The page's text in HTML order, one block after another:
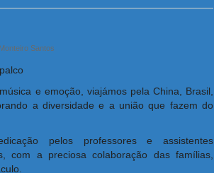
Santos
e emoção, viajámos pela China, Brasil,
a diversidade e a união que fazem do
pelos professores e assistentes
com a preciosa colaboração das famílias,